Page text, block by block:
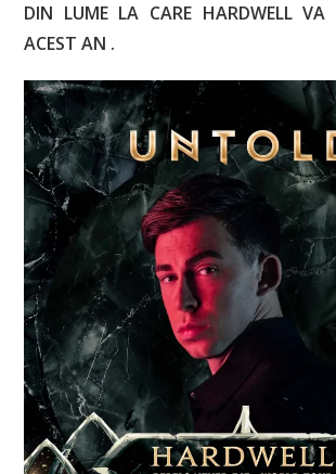
DIN LUME LA CARE HARDWELL VA
ACEST AN .